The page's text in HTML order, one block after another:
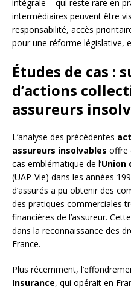
intégrale – qui reste rare en
intermédiaires peuvent être
responsabilité, accès
pour une réforme législative,
Études de cas :
d’actions
assureurs
L’analyse des précédentes
assureurs insolvables offre
cas emblématique de l’Union
(UAP-Vie) dans les années
d’assurés a pu obtenir des
des pratiques commerciales
financières de l’assureur.
dans la reconnaissance des
France.
Plus récemment,
Insurance, qui opérait en